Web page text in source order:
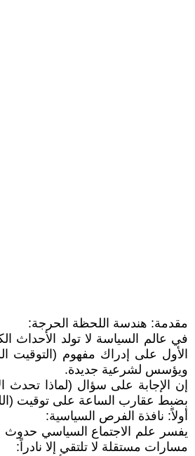
مقدمة: هندسة اللحظة الحرجة:
في عالم السياسة لا تولد الأحداث
الأول على إدراك مفهوم (التوقيت
ويؤسس لشرعية جديدة.
إن الإجابة على سؤال (لماذا تحدث
بضبط عقارب الساعة على توقيت
أولاً: نافذة الفرص السياسية:
يفسر علم الاجتماع السياسي حدوث
مسارات مستقلة لا تلتقي إلا نادراً: